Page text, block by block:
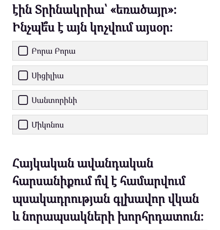
էին Տրինակրիա՝ «եռածայր»։
Ինչպե՞ս է այն կոչվում այսօր։
Բորա Բորա
Սիցիլիա
Սանտորինի
Միկոնոս
Հայկական ավանդական
հարսանիքում ո՞վ է համարվում
պսակադրության գլխավոր վկան
և նորապսակների խորհրդատուն։